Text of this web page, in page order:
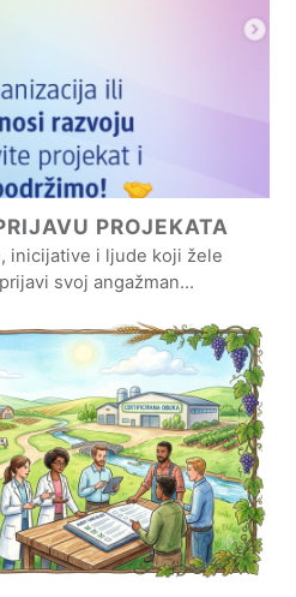
PROJEKATA
inicijative i ljude koji žele
svoj angažman…